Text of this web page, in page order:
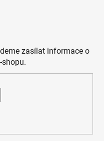
zasílat informace o